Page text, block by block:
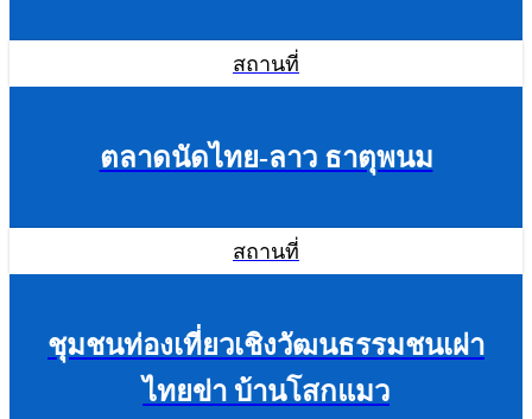
สถานที่
ตลาดนัดไทย-ลาว ธาตุพนม
สถานที่
ชุมชนท่องเที่ยวเชิงวัฒนธรรมชนเผ่า
ไทยข่า บ้านโสกแมว